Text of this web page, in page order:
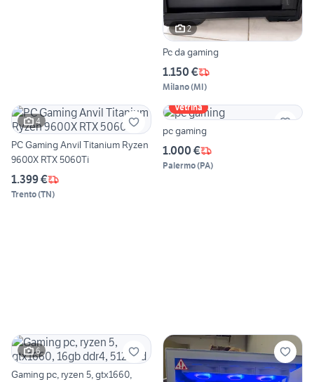
2
Pc da gaming
1.150 €
Milano(MI)
4
PC Gaming Anvil Titanium Ryzen
9600X RTX 5060Ti
1.399 €
Trento(TN)
Vetrina
pc gaming
1.000 €
Palermo(PA)
6
Gaming pc, ryzen 5, gtx1660,